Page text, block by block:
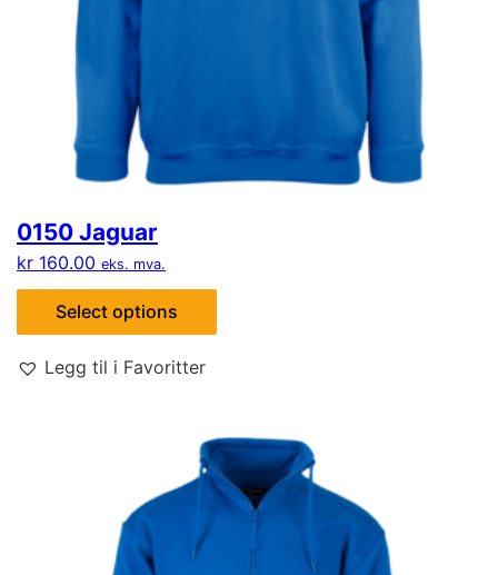
0150 Jaguar
kr 160.00 eks. mva.
Select options
Legg til i Favoritter